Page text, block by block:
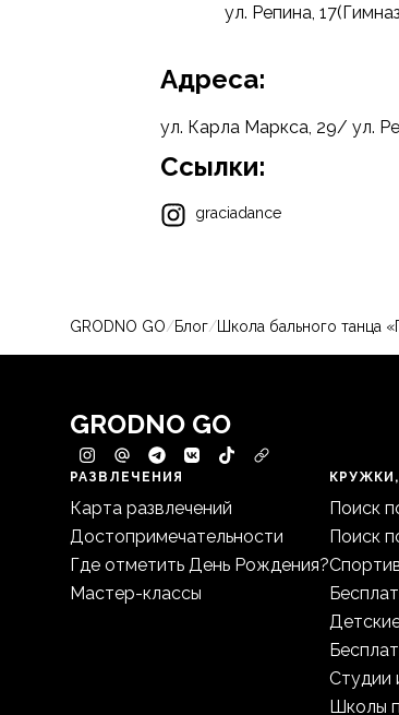
ул. Репина,
Адреса:
ул. Карла Маркса, 29/ ул.
Ссылки:
graciadance
GRODNO GO/Блог/ Школа бального танца
GRODNO GO
РАЗВЛЕЧЕНИЯ
Карта развлечений
Достопримечательности
Где отметить День Рождения?
Мастер-классы
Поиск
Поиск
Студии
Школы